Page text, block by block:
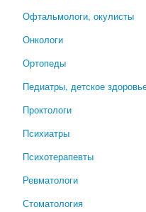
Офтальмологи, окулисты
Онкологи
Ортопеды
Педиатры, детское
Проктологи
Психиатры
Психотерапевты
Ревматологи
Стоматология